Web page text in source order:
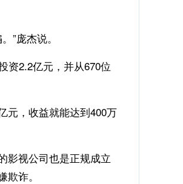
”庞杰说。
资2.2亿元，并从670位
元，收益就能达到400万
影视公司也是正规成立
诈。